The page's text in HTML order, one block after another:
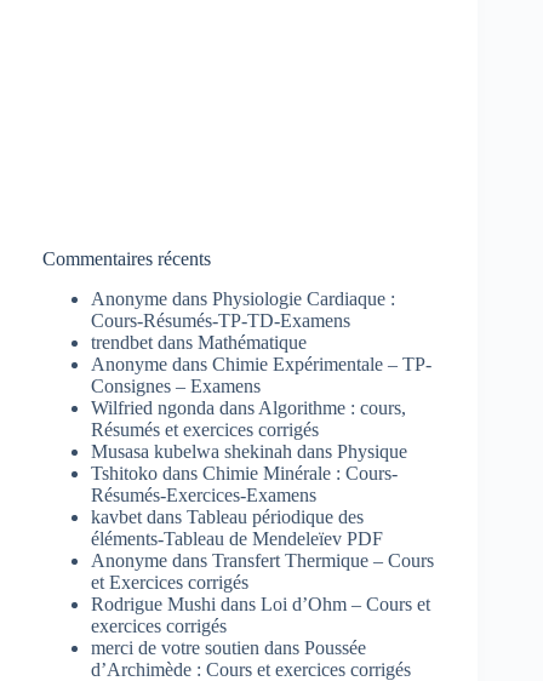
Commentaires récents
Anonyme dans Physiologie Cardiaque :
Cours-Résumés-TP-TD-Examens
trendbet dans Mathématique
Anonyme dans Chimie Expérimentale – TP-
Consignes – Examens
Wilfried ngonda dans Algorithme : cours,
Résumés et exercices corrigés
Musasa kubelwa shekinah dans Physique
Tshitoko dans Chimie Minérale : Cours-
Résumés-Exercices-Examens
kavbet dans Tableau périodique des
éléments-Tableau de Mendeleïev PDF
Anonyme dans Transfert Thermique – Cours
et Exercices corrigés
Rodrigue Mushi dans Loi d’Ohm – Cours et
exercices corrigés
merci de votre soutien dans Poussée
d’Archimède : Cours et exercices corrigés